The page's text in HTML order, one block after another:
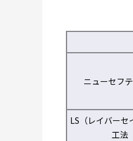
ニューセフ
LS（レイバーセ
工法